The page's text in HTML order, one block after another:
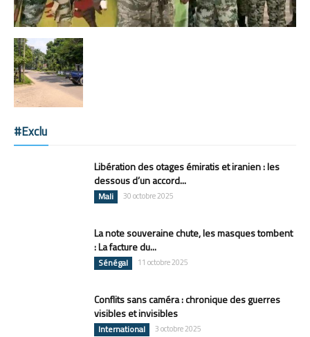
#Exclu
Libération des otages émiratis et iranien : les
dessous d’un accord...
Mali 30 octobre 2025
La note souveraine chute, les masques tombent
: La facture du...
Sénégal 11 octobre 2025
Conflits sans caméra : chronique des guerres
visibles et invisibles
International 3 octobre 2025